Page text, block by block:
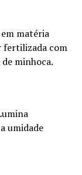
matéria
fertilizada com
minhoca.
umidade